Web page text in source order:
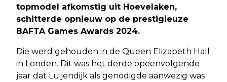
topmodel afkomstig uit Hoevelaken,
schitterde opnieuw op de prestigieuze
BAFTA Games Awards 2024.
Die werd gehouden in de Queen Elizabeth Hall
in Londen. Dit was het derde opeenvolgende
jaar dat Luijendijk als genodigde aanwezig was